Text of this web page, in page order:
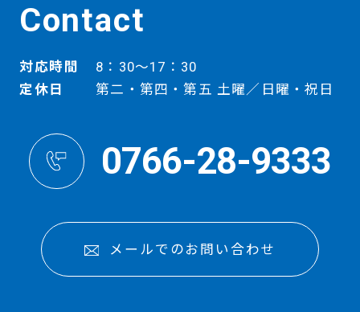
Contact
対応時間
8：30～17：30
定休日
第二・第四・第五 土曜／日曜・祝日
0766-28-9333
メールでのお問い合わせ